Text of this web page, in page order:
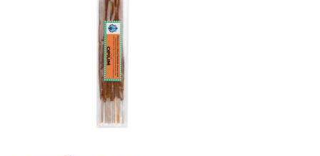
Гриндер с сеткой
Гриндер пластиковый
Гриндер металлический
Весы на граммы
Весы карманные
Весы до 500 грамм
Аксессуары для курения
Нейтрализаторы запаха
Зажигалки